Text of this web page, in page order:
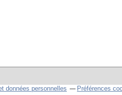
données personnelles Préférences